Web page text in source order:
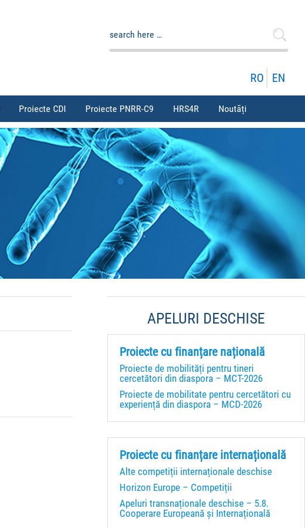
RO EN
Proiecte CDI Proiecte PNRR-C9 HRS4R Noutăți
APELURI DESCHISE
Proiecte cu finanțare națională
Proiecte de mobilități pentru tineri
cercetători din diaspora – MCT-2026
Proiecte de mobilitate pentru cercetători cu
experiență din diaspora – MCD-2026
Proiecte cu finanțare internațională
Alte competiții internaționale deschise
Horizon Europe – Competiții
Apeluri transnaționale deschise – 5.8.
Cooperare Europeană și Internațională